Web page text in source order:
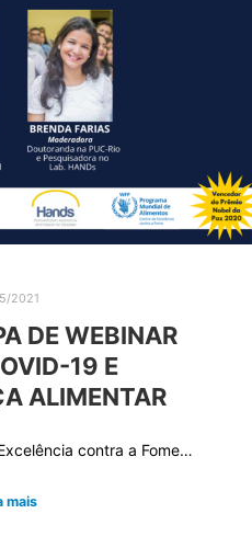
2021
DE WEBINAR
19 E
ALIMENTAR
contra a Fome…
mais